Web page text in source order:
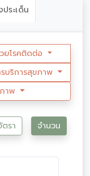
ระเด็น
ยโรคติดต่อ
บริการสุขภาพ
าพ
ตรา จำนวน